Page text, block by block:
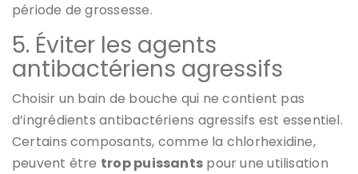
période de grossesse.
5. Éviter les agents
antibactériens agressifs
Choisir un bain de bouche qui ne contient pas
d’ingrédients antibactériens agressifs est essentiel.
Certains composants, comme la chlorhexidine,
peuvent être trop puissants pour une utilisation